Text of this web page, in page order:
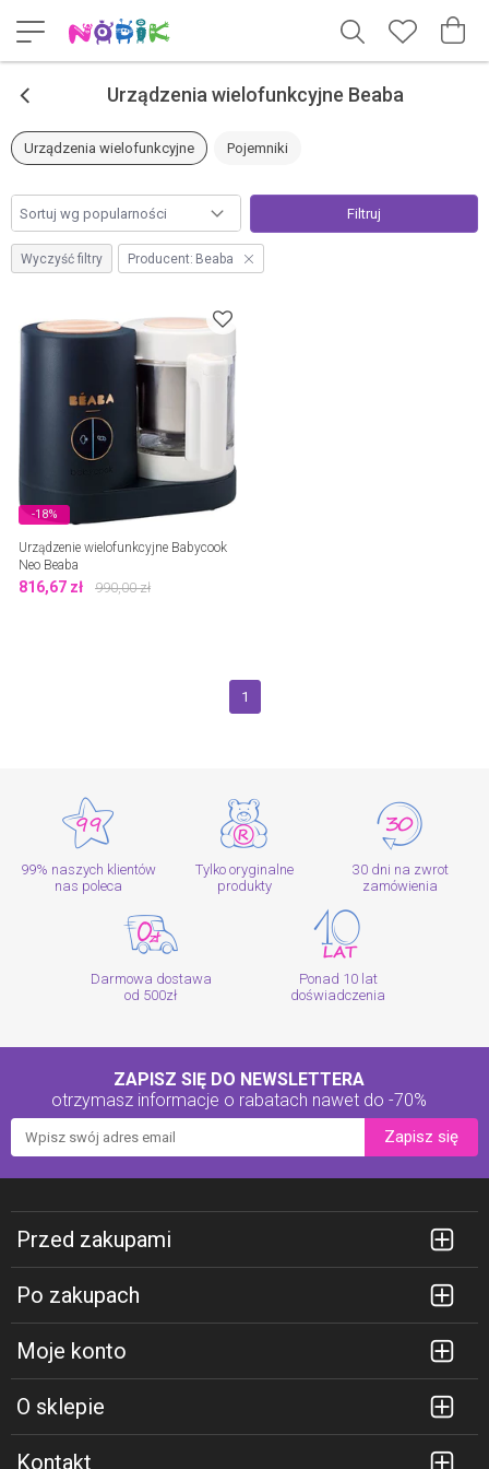
< Urządzenia wielofunkcyjne Beaba
Urządzenia wielofunkcyjne Pojemniki
Filtruj
Wyczyść filtry Producent: Beaba
-18%
Urządzenie wielofunkcyjne Babycook
Neo Beaba
816,67 zł 990,00zł
1
99% naszych klientów
nas poleca
Tylko oryginalne
produkty
30 dni na zwrot
zamówienia
Darmowa dostawa
od 500zł
Ponad 10 lat
doświadczenia
ZAPISZ SIĘ DO NEWSLETTERA
otrzymasz informacje o rabatach nawet do -70%
Zapisz się
Przed zakupami
Po zakupach
Moje konto
O sklepie
Kontakt